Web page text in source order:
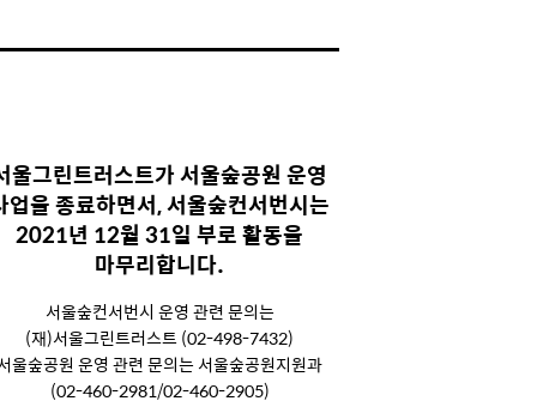
울그린트러스트가 서울숲공원 운영
업을 종료하면서, 서울숲컨서번시는
2021년 12월 31일 부로 활동을
마무리합니다.
서울숲컨서번시 운영 관련 문의는
(재)서울그린트러스트 (02-498-7432)
울숲공원 운영 관련 문의는 서울숲공원지원과
(02-460-2981/02-460-2905)